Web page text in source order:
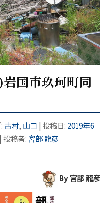
国市玖珂町同
古村, 山口 | 投稿日: 2019年6
| 投稿者: 宮部 龍彦
By 宮部 龍彦